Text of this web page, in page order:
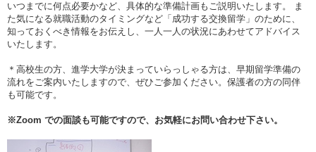
いつまでに何点必要かなど、具体的な準備計画もご説明いたします。 ま
た気になる就職活動のタイミングなど「成功する交換留学」のために、
知っておくべき情報をお伝えし、一人一人の状況にあわせてアドバイス
いたします。
＊高校生の方、進学大学が決まっていらっしゃる方は、早期留学準備の
流れをご案内いたしますので、ぜひご参加ください。保護者の方の同伴
も可能です。
※Zoom での面談も可能ですので、お気軽にお問い合わせ下さい。